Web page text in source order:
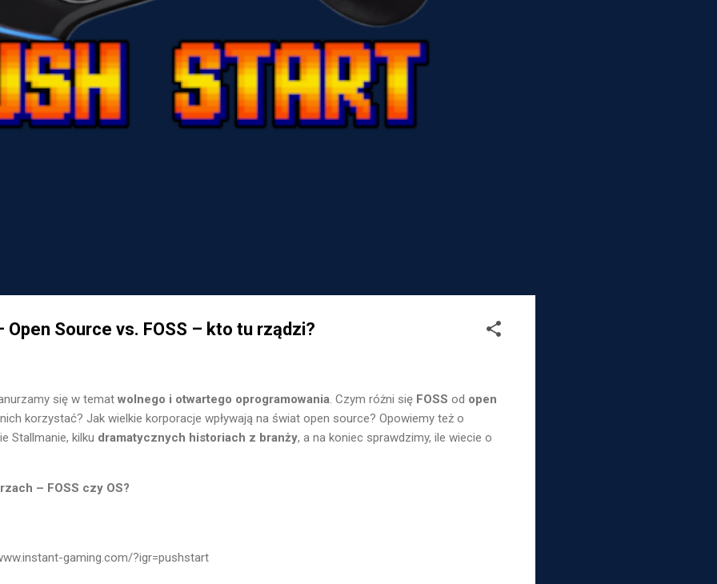
Open Source vs. FOSS – kto tu rządzi?
się w temat wolnego i otwartego oprogramowania . Czym różni się FOSS od open
korzystać? Jak wielkie korporacje wpływają na świat open source? Opowiemy też o
Stallmanie, kilku dramatycznych historiach z branży, a na koniec sprawdzimy, ile wiecie o
– FOSS czy OS?
gaming.com/?igr=pushstart